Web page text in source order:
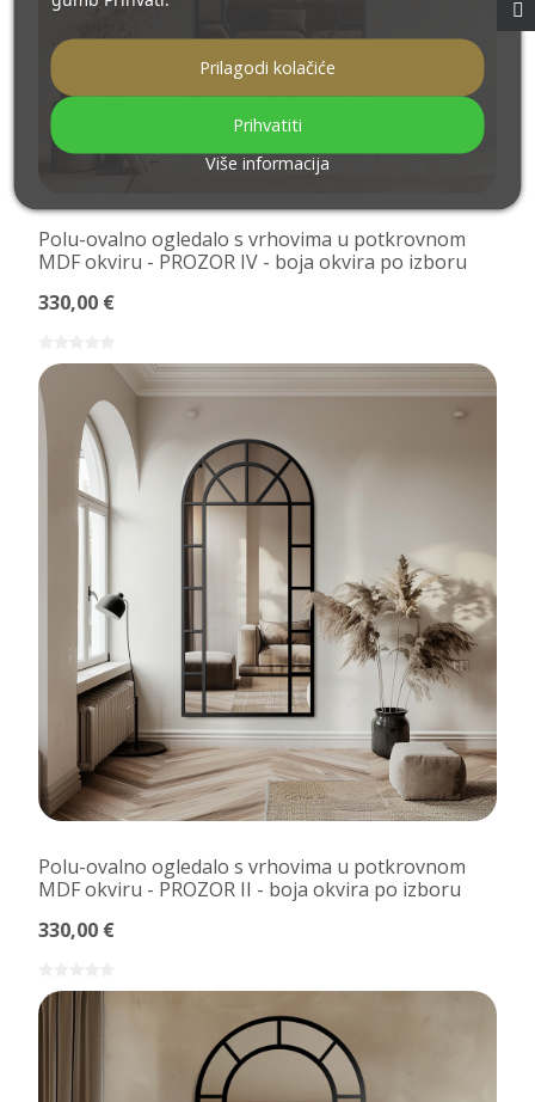
Polu-ovalno ogledalo s vrhovima u potkrovnom
MDF okviru - PROZOR IV - boja okvira po izboru
330,00 €
Polu-ovalno ogledalo s vrhovima u potkrovnom
MDF okviru - PROZOR II - boja okvira po izboru
330,00 €
Više informacija
Prilagodi kolačiće
Prihvatiti